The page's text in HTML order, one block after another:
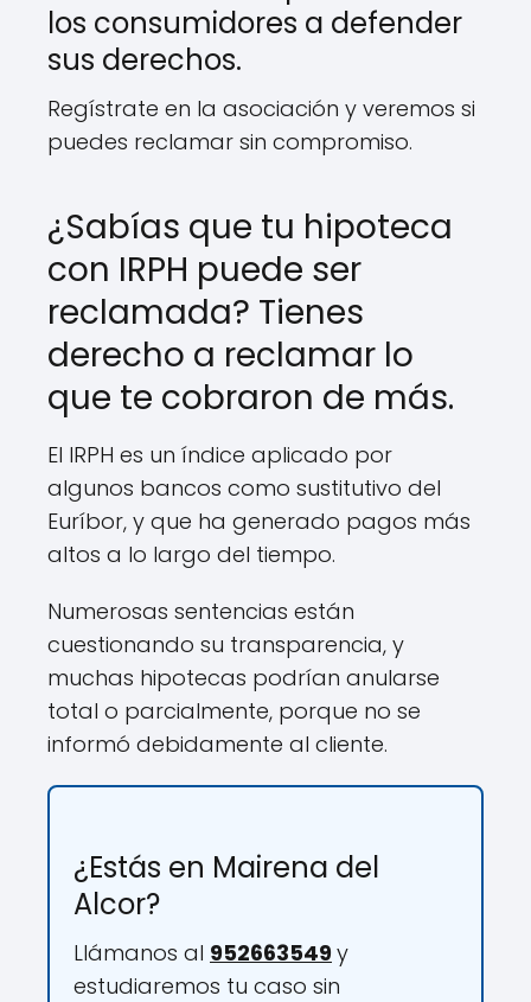
los consumidores a defender
sus derechos.
Regístrate en la asociación y veremos si
puedes reclamar sin compromiso.
¿Sabías que tu hipoteca
con IRPH puede ser
reclamada? Tienes
derecho a reclamar lo
que te cobraron de más.
El IRPH es un índice aplicado por
algunos bancos como sustitutivo del
Euríbor, y que ha generado pagos más
altos a lo largo del tiempo.
Numerosas sentencias están
cuestionando su transparencia, y
muchas hipotecas podrían anularse
total o parcialmente, porque no se
informó debidamente al cliente.
¿Estás en Mairena del
Alcor?
Llámanos al 952663549y
estudiaremos tu caso sin